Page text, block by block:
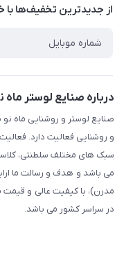
تماس با ما
راهنما
از جدید‌ترین تخفیف‌ها با‌
درباره صنایع لوستر ماه
صنایع لوستر و روشنایی ماه
و روشنایی فعالیت دارد.
سبک های مختلف سلطنتی،
می باشد و هدف و رسالت ما
مدرن)، با کیفیت عالی و
در سراسر کشور می باشد.